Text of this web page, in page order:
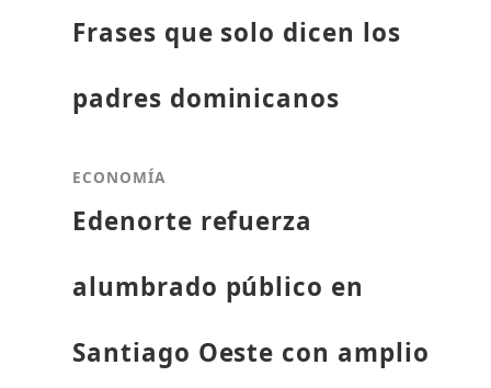
Frases que solo dicen los
padres dominicanos
ECONOMÍA
Edenorte refuerza
alumbrado público en
Santiago Oeste con amplio